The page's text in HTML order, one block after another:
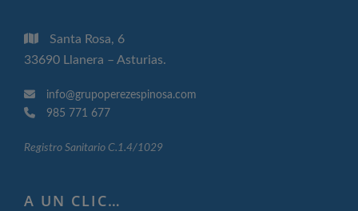
Santa Rosa, 6
33690 Llanera – Asturias.
info@grupoperezespinosa.com
985 771 677
Registro Sanitario C.1.4/1029
A UN CLIC…